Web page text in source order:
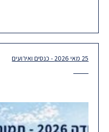
25 מאי 2026 - כנסים ואירועים